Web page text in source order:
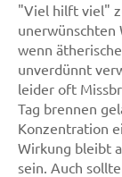
"Viel hilft viel"
unerwünschten
wenn
unverdünnt
leider oft
Tag brennen
Konzentration
Wirkung bleibt
sein. Auch